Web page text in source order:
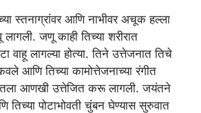
स्तनाग्रांवर आणि नाभीवर अचूक हल्ला
जणू काही तिच्या शरीरात
वाहू लागल्या होत्या. तिने उत्तेजनात तिचे
आणि तिच्या कामोत्तेजनाच्‍या रंगीत
आणखी उत्तेजित करू लागली. जयंतने
तिच्या पोटाभोवती चुंबन घेण्यास सुरुवात